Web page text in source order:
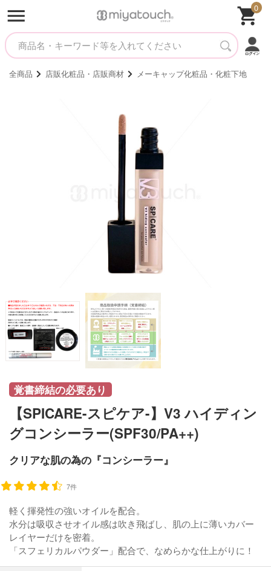
0
全商品 店販化粧品・店販商材 メーキャップ化粧品・化粧下地
覚書締結の必要あり
【SPICARE-スピケア-】V3 ハイディン
グコンシーラー(SPF30/PA++)
クリアな肌の為の『コンシーラー』
7件
軽く揮発性の強いオイルを配合。
水分は吸収させオイル感は吹き飛ばし、肌の上に薄いカバー
レイヤーだけを密着。
「スフェリカルパウダー」配合で、なめらかな仕上がりに！